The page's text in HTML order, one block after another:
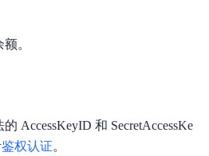
。
AccessKeyID 和 SecretAccessKe
鉴权认证。